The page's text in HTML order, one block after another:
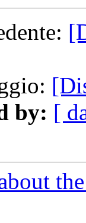
by: [